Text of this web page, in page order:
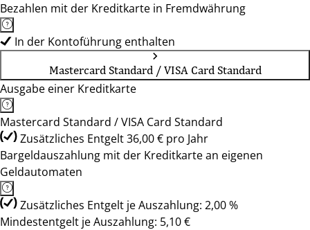
Bezahlen mit der Kreditkarte in Fremdwährung
In der Kontoführung enthalten
Mastercard Standard / VISA Card Standard
Ausgabe einer Kreditkarte
Mastercard Standard / VISA Card Standard
Zusätzliches Entgelt 36,00 € pro Jahr
Bargeldauszahlung mit der Kreditkarte an eigenen
Geldautomaten
Zusätzliches Entgelt je Auszahlung: 2,00 %
Mindestentgelt je Auszahlung: 5,10 €